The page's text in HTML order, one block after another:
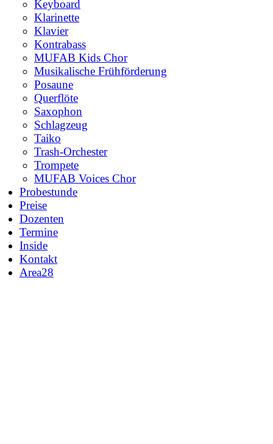
Keyboard
Klarinette
Klavier
Kontrabass
MUFAB Kids Chor
Musikalische Frühförderung
Posaune
Querflöte
Saxophon
Schlagzeug
Taiko
Trash-Orchester
Trompete
MUFAB Voices Chor
Probestunde
Preise
Dozenten
Termine
Inside
Kontakt
Area28